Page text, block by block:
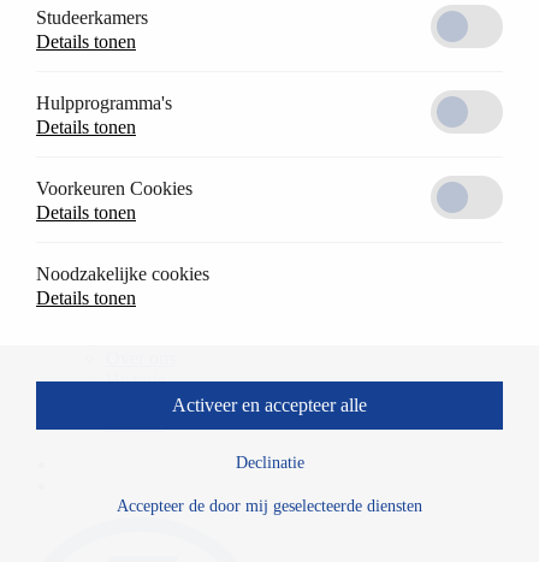
Elektronisch beslag
Elektronisch meubelslot
Sluitmedia
CESeasy
Oplossingen
Referentieprojecten
Toepassingen
Downloads
terug
Vacatures
Historie
Studeerkamers
Details tonen
Hulpprogramma's
Details tonen
Voorkeuren Cookies
Details tonen
Noodzakelijke cookies
Details tonen
Declinatie
Accepteer de door mij geselecteerde diensten
Activeer en accepteer alle